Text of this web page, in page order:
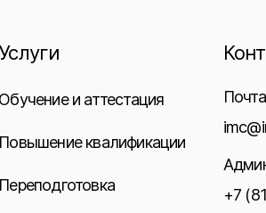
Услуги
Обучение и аттестация
Повышение квалификации
Переподготовка
Почта
+7